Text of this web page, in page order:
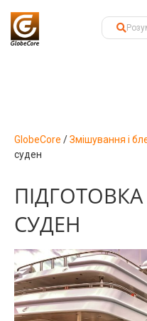
GlobeCore /Змішування і
суден
СУДЕН